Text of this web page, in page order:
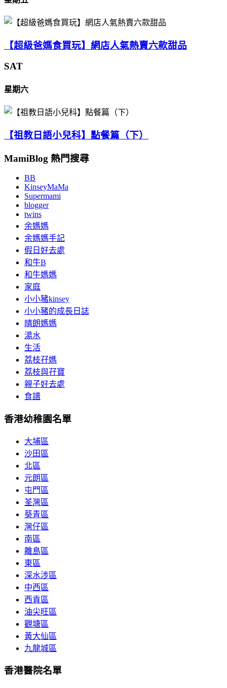
【超級爸媽食買玩】網店人氣熱賣六款甜品
SAT
星期六
【祖教日語小兒科】點餐篇（下）
MamiBlog 熱門搜尋
BB
KinseyMaMa
Supermami
blogger
twins
余媽媽
余媽媽手記
假日好去處
和牛B
和牛媽媽
家庭
小小豬kinsey
小小豬的成長日誌
晴朗媽媽
湯水
生活
荔枝孖媽
荔枝與孖寶
親子好去處
食譜
香港幼稚園名單
大埔區
沙田區
北區
元朗區
屯門區
荃灣區
葵青區
灣仔區
南區
離島區
東區
深水涉區
中西區
西貢區
油尖旺區
觀塘區
黃大仙區
九龍城區
香港醫院名單